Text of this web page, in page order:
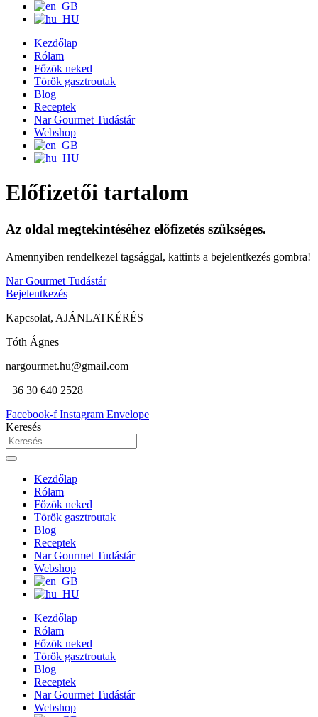
Kezdőlap
Rólam
Főzök neked
Török gasztroutak
Blog
Receptek
Nar Gourmet Tudástár
Webshop
Előfizetői tartalom
Az oldal megtekintéséhez előfizetés szükséges.
Amennyiben rendelkezel tagsággal, kattints a bejelentkezés gombra!
Nar Gourmet Tudástár
Bejelentkezés
Kapcsolat, AJÁNLATKÉRÉS
Tóth Ágnes
nargourmet.hu@gmail.com
+36 30 640 2528
Facebook-f Instagram Envelope
Keresés
Kezdőlap
Rólam
Főzök neked
Török gasztroutak
Blog
Receptek
Nar Gourmet Tudástár
Webshop
Kezdőlap
Rólam
Főzök neked
Török gasztroutak
Blog
Receptek
Nar Gourmet Tudástár
Webshop